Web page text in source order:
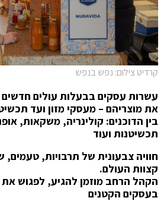
קרדיט צילום: נפש בנפש
עשרות עסקים בבעלות עולים חדשים
את מוצריהם – מעסקי מזון ועד
בין הדוכנים: קולינריה, משקאות,
תכשיטנות ועוד
חוויה צבעונית של תרבויות, טעמים,
קצוות העולם.
הקהל הרחב מוזמן להגיע, לפגוש את
בעסקים הקטנים